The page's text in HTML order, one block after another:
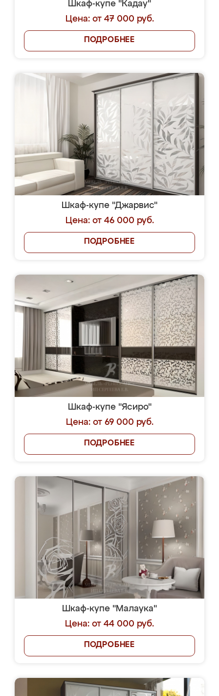
Шкаф-купе "Кадау"
Цена: от 47 000 руб.
ПОДРОБНЕЕ
Шкаф-купе "Джарвис"
Цена: от 46 000 руб.
ПОДРОБНЕЕ
Шкаф-купе "Ясиро"
Цена: от 69 000 руб.
ПОДРОБНЕЕ
Шкаф-купе "Малаука"
Цена: от 44 000 руб.
ПОДРОБНЕЕ